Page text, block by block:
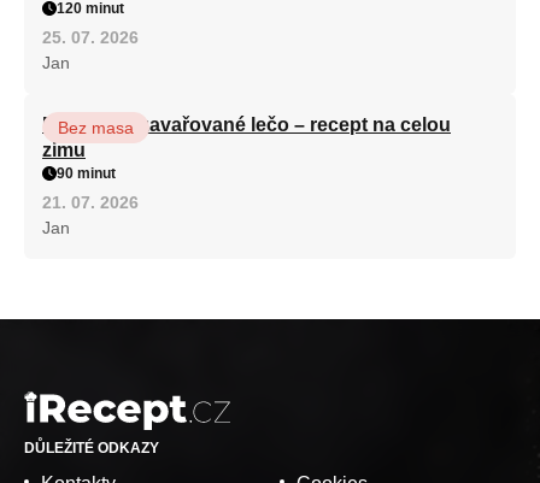
120 minut
25. 07. 2026
Jan
Babiččino zavařované lečo – recept na celou
zimu
Bez masa
90 minut
21. 07. 2026
Jan
DŮLEŽITÉ ODKAZY